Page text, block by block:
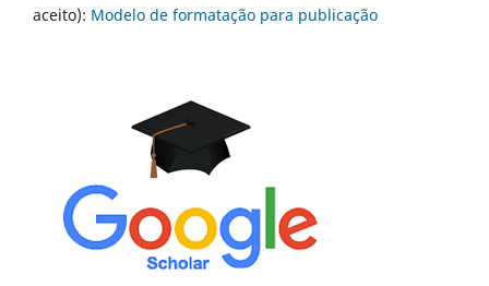
aceito): Modelo de formatação para publicação